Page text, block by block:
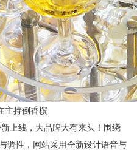
主持倒香槟
线，大品牌大有来头！围绕
调性，网站采用全新设计语音与